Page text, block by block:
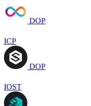
DOP
ICP
DOP
IOST